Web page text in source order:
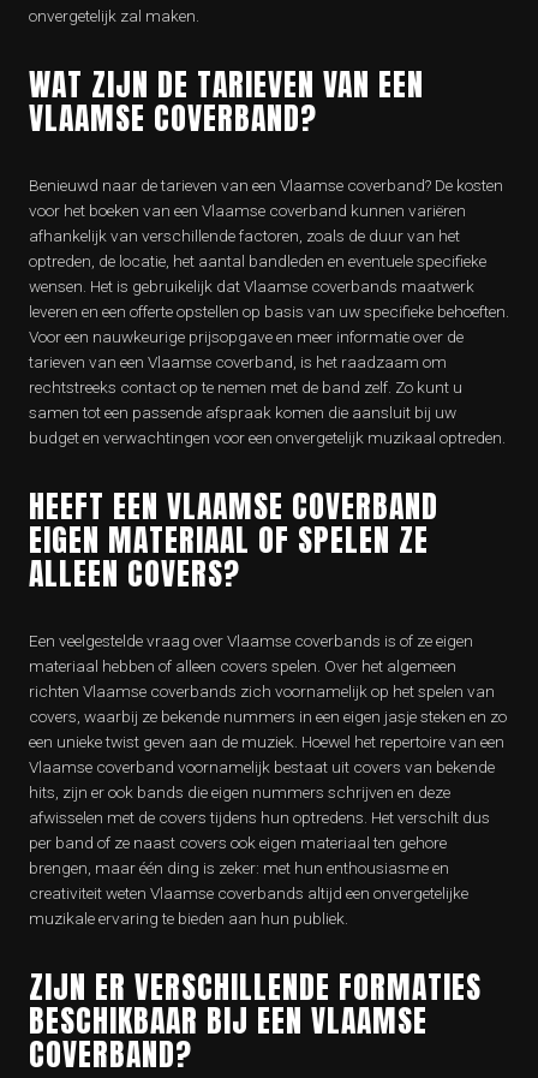
onvergetelijk zal maken.
WAT ZIJN DE TARIEVEN VAN EEN
VLAAMSE COVERBAND?
Benieuwd naar de tarieven van een Vlaamse coverband? De kosten
voor het boeken van een Vlaamse coverband kunnen variëren
afhankelijk van verschillende factoren, zoals de duur van het
optreden, de locatie, het aantal bandleden en eventuele specifieke
wensen. Het is gebruikelijk dat Vlaamse coverbands maatwerk
leveren en een offerte opstellen op basis van uw specifieke behoeften.
Voor een nauwkeurige prijsopgave en meer informatie over de
tarieven van een Vlaamse coverband, is het raadzaam om
rechtstreeks contact op te nemen met de band zelf. Zo kunt u
samen tot een passende afspraak komen die aansluit bij uw
budget en verwachtingen voor een onvergetelijk muzikaal optreden.
HEEFT EEN VLAAMSE COVERBAND
EIGEN MATERIAAL OF SPELEN ZE
ALLEEN COVERS?
Een veelgestelde vraag over Vlaamse coverbands is of ze eigen
materiaal hebben of alleen covers spelen. Over het algemeen
richten Vlaamse coverbands zich voornamelijk op het spelen van
covers, waarbij ze bekende nummers in een eigen jasje steken en zo
een unieke twist geven aan de muziek. Hoewel het repertoire van een
Vlaamse coverband voornamelijk bestaat uit covers van bekende
hits, zijn er ook bands die eigen nummers schrijven en deze
afwisselen met de covers tijdens hun optredens. Het verschilt dus
per band of ze naast covers ook eigen materiaal ten gehore
brengen, maar één ding is zeker: met hun enthousiasme en
creativiteit weten Vlaamse coverbands altijd een onvergetelijke
muzikale ervaring te bieden aan hun publiek.
ZIJN ER VERSCHILLENDE FORMATIES
BESCHIKBAAR BIJ EEN VLAAMSE
COVERBAND?